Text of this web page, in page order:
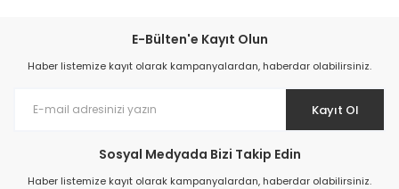
Kimyasal Varil Pompası
E-Bülten'e Kayıt Olun
Haber listemize kayıt olarak kampanyalardan, haberdar olabilirsiniz.
Kayıt Ol
Sosyal Medyada Bizi Takip Edin
Haber listemize kayıt olarak kampanyalardan, haberdar olabilirsiniz.